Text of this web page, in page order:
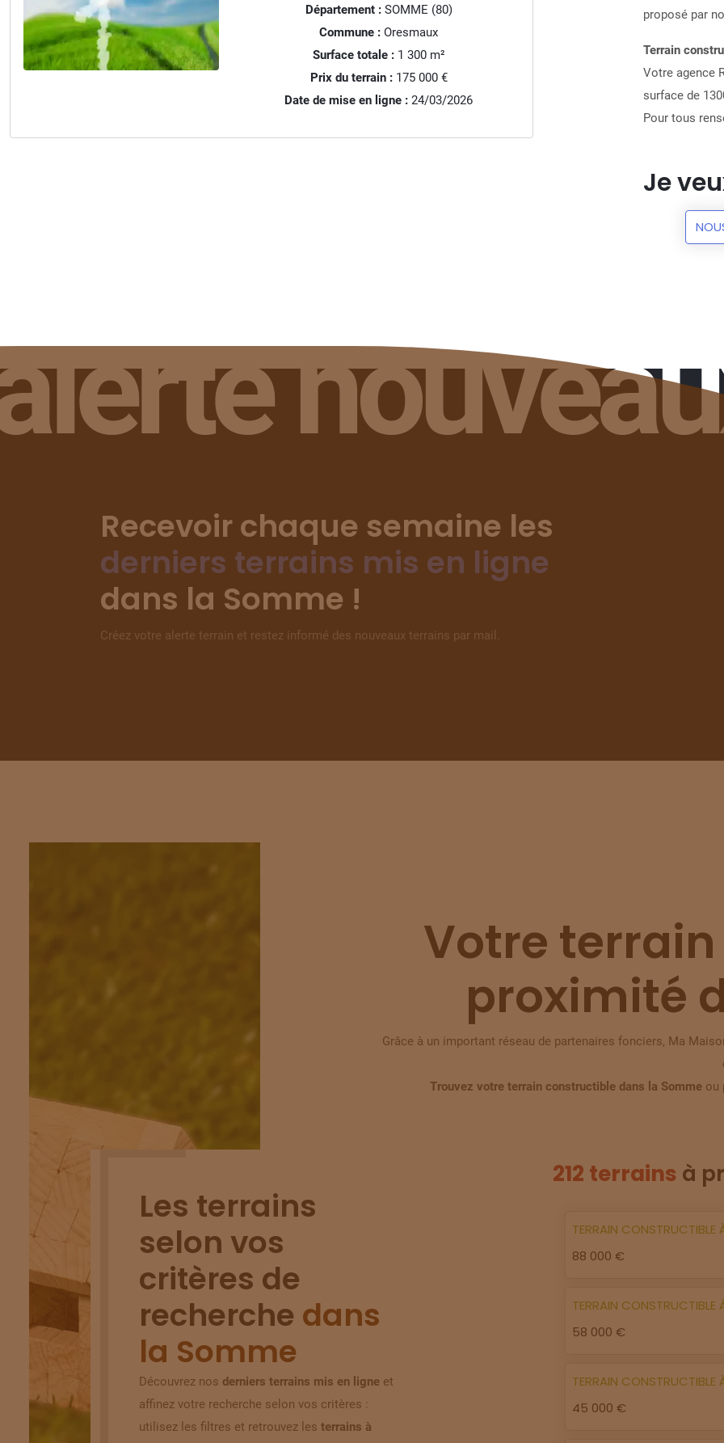
proposé par
Terrain
Votre agence
surface de
Pour tous
Je
Département :SOMME (80)
Commune : Oresmaux
Surface totale : 1 300 m²
Prix du terrain :175 000 €
Date de mise en ligne : 24/03/2026
Recevoir chaque semaine les
derniers terrains mis en ligne
dans la Somme !
Créez votre alerte terrain et restez informé des nouveaux terrains par mail.
Votre
proximité
Grâce à un important réseau de partenaires fonciers, Ma
Trouvez votre terrain constructible dans la Somme ou
Les terrains
selon vos
critères de
recherche dans
la Somme
Découvrez nos derniers terrains mis en ligne et
affinez votre recherche selon vos critères :
utilisez les filtres et retrouvez les terrains à
212 terrains à
TERRAIN CONSTRUCTIBLE
88 000 €
TERRAIN CONSTRUCTIBLE
58 000 €
TERRAIN CONSTRUCTIBLE
45 000 €